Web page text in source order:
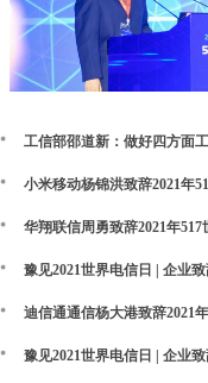
工信部邵道新：做好四方面
小米移动杨锦洪致辞2021年
华翔联信周勇致辞2021年517
豫见2021世界电信日 | 企业
迪信通通信杨大港致辞2021
豫见2021世界电信日 | 企业